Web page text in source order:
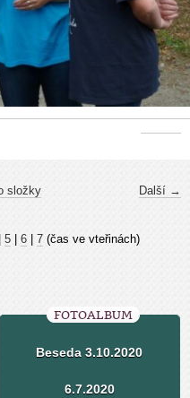
Další →
složky
5 6 7 (čas ve vteřinách)
FOTOALBUM
Beseda 3.10.2020
6.7.2020